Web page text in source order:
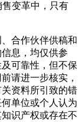
变革中，只有
合作伙伴供稿和
息，均仅供参
可靠性，但不保
请进一步核实，
资料所引致的错
单位或个人认为
识产权或存在不